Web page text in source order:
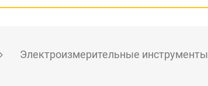
Электроизмерительные инструменты